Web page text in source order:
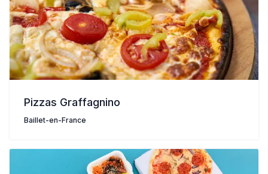
Pizzas Graffagnino
Baillet-en-France